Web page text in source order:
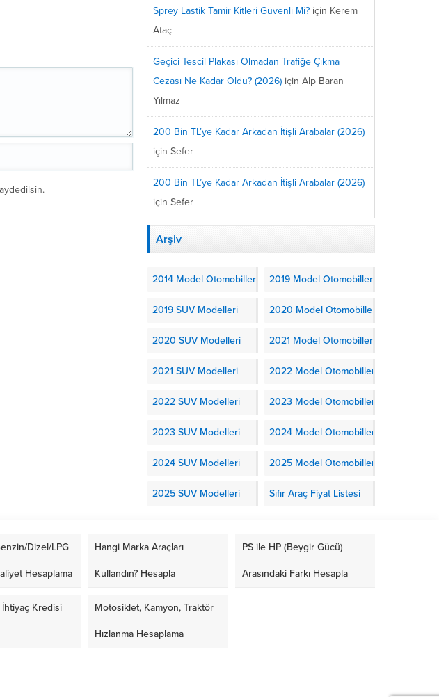
Sprey Lastik Tamir Kitleri Güvenli Mi? için Kerem
Ataç
Geçici Tescil Plakası Olmadan Trafiğe Çıkma
Cezası Ne Kadar Oldu? (2026) için Alp Baran
Yılmaz
200 Bin TL’ye Kadar Arkadan İtişli Arabalar (2026)
için Sefer
200 Bin TL’ye Kadar Arkadan İtişli Arabalar (2026)
için Sefer
Arşiv
2014 Model Otomobiller 2019 Model Otomobiller
2019 SUV Modelleri 2020 Model Otomobiller
2020 SUV Modelleri 2021 Model Otomobiller
2021 SUV Modelleri 2022 Model Otomobiller
2022 SUV Modelleri 2023 Model Otomobiller
2023 SUV Modelleri 2024 Model Otomobiller
2024 SUV Modelleri 2025 Model Otomobiller
2025 SUV Modelleri Sıfır Araç Fiyat Listesi
Dizel/LPG
Hesaplama
Hangi Marka Araçları
Kullandın? Hesapla
PS ile HP (Beygir Gücü)
Arasındaki Farkı Hesapla
İhtiyaç Kredisi Motosiklet, Kamyon, Traktör
Hızlanma Hesaplama